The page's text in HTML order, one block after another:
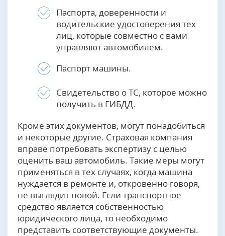
Паспорта, доверенности и
водительские удостоверения тех
лиц, которые совместно с вами
управляют автомобилем.
Паспорт машины.
Свидетельство о ТС, которое можно
получить в ГИБДД.
Кроме этих документов, могут понадобиться
и некоторые другие. Страховая компания
вправе потребовать экспертизу с целью
оценить ваш автомобиль. Такие меры могут
применяться в тех случаях, когда машина
нуждается в ремонте и, откровенно говоря,
не выглядит новой. Если транспортное
средство является собственностью
юридического лица, то необходимо
представить соответствующие документы.